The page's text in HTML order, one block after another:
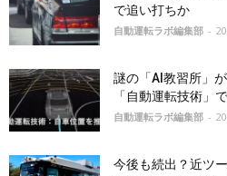
で追い打ちか
自動運転ラボ編集部 -
謎の「AI教習所」
「自動運転技術」
自動運転ラボ編集部 -
今後も続出？近ツ